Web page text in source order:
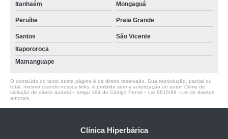
Itanhaém Mongaguá
Peruíbe Praia Grande
Santos
São Vicente
Itapororoca
Mamanguape
O conteúdo do texto desta página é de direito reservado. Sua reprodução, parcial ou
total, mesmo citando nossos links, é proibida sem a autorização do autor. Crime de
violação de direito autoral – artigo 184 do Código Penal – Lei 9610/98 - Lei de direitos
autorais
Clínica Hiperbárica